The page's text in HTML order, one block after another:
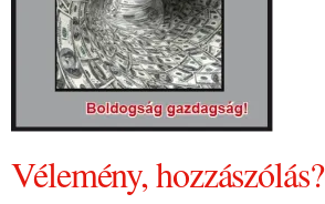
Vélemény, hozzászólás?